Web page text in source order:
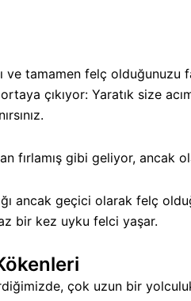
ve tamamen felç
çıkıyor: Yaratık size
fırlamış gibi geliyor, ancak
ancak geçici olarak felç
bir kez uyku felci yaşar.
çok uzun bir